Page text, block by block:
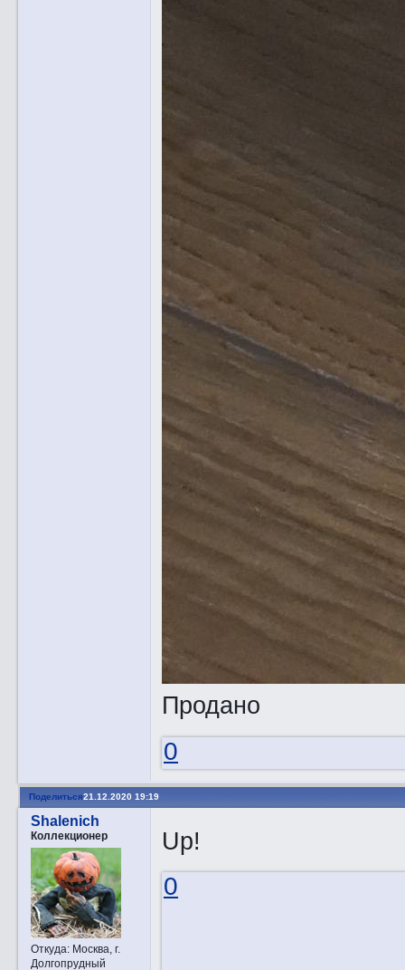
Продано
0
Поделиться21.12.2020 19:19
Shalenich
Коллекционер
Откуда:Москва, г.
Долгопрудный
Up!
0